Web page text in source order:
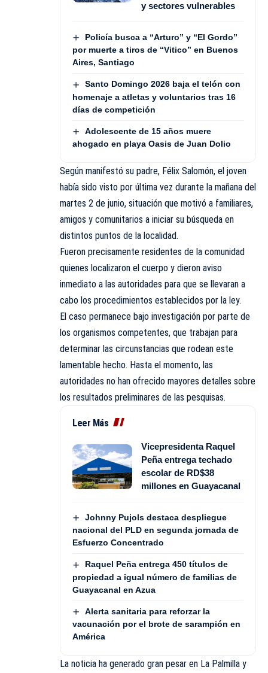
y sectores vulnerables
Policía busca a “Arturo” y “El Gordo”
por muerte a tiros de “Vitico” en Buenos
Aires, Santiago
Santo Domingo 2026 baja el telón con
homenaje a atletas y voluntarios tras 16
días de competición
Adolescente de 15 años muere
ahogado en playa Oasis de Juan Dolio
Según manifestó su padre, Félix Salomón, el joven
había sido visto por última vez durante la mañana del
martes 2 de junio, situación que motivó a familiares,
amigos y comunitarios a iniciar su búsqueda en
distintos puntos de la localidad.
Fueron precisamente residentes de la comunidad
quienes localizaron el cuerpo y dieron aviso
inmediato a las autoridades para que se llevaran a
cabo los procedimientos establecidos por la ley.
El caso permanece bajo investigación por parte de
los organismos competentes, que trabajan para
determinar las circunstancias que rodean este
lamentable hecho. Hasta el momento, las
autoridades no han ofrecido mayores detalles sobre
los resultados preliminares de las pesquisas.
Leer Más
Vicepresidenta Raquel
Peña entrega techado
escolar de RD$38
millones en Guayacanal
Johnny Pujols destaca despliegue
nacional del PLD en segunda jornada de
Esfuerzo Concentrado
Raquel Peña entrega 450 títulos de
propiedad a igual número de familias de
Guayacanal en Azua
Alerta sanitaria para reforzar la
vacunación por el brote de sarampión en
América
La noticia ha generado gran pesar en La Palmilla y